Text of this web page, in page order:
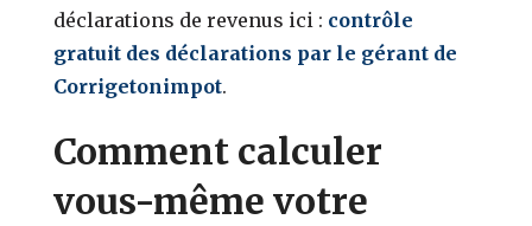
déclarations de revenus ici : contrôle
gratuit des déclarations par le gérant de
Corrigetonimpot.
Comment calculer
vous-même votre